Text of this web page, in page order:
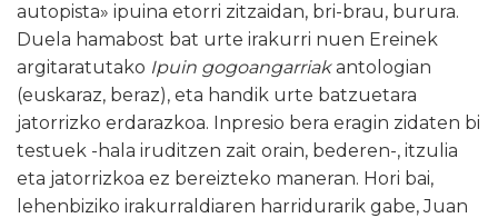
autopista» ipuina etorri zitzaidan, bri-brau, burura.
Duela hamabost bat urte irakurri nuen Ereinek
argitaratutako Ipuin gogoangarriakantologian
(euskaraz, beraz), eta handik urte batzuetara
jatorrizko erdarazkoa. Inpresio bera eragin zidaten bi
testuek -hala iruditzen zait orain, bederen-, itzulia
eta jatorrizkoa ez bereizteko maneran. Hori bai,
lehenbiziko irakurraldiaren harridurarik gabe, Juan